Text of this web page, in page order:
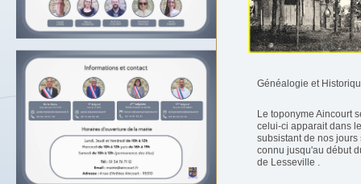
Généalogie et
Le toponyme Aincourt
celui-ci apparait dans
subsistant de nos
connu jusqu'au début
de Lesseville .